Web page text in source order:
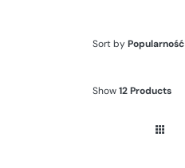
Sort byPopularność
Show12 Products